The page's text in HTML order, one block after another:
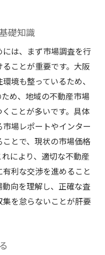
解する
めの地域分析
認
の地域開発計画
用した情報収集
を把握するための重
した相場分析
の関連性
見えた相場傾向
保するポイント
礎知識
は、まず市場調査を行
ことが重要です。大阪
境も整っているため、
め、地域の不動産市場
ことが多いです。具体
場レポートやインター
とで、現状の市場価格
により、適切な不動産
利な交渉を進めること
向を理解し、正確な査
を怠らないことが肝要